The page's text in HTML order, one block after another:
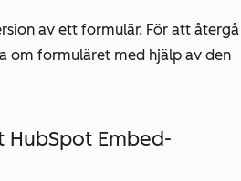
av ett formulär. För att återgå
om formuläret med hjälp av den
Embed-